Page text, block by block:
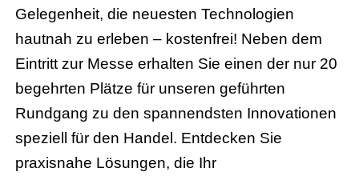
Gelegenheit, die neuesten Technologien
hautnah zu erleben – kostenfrei! Neben dem
Eintritt zur Messe erhalten Sie einen der nur 20
begehrten Plätze für unseren geführten
Rundgang zu den spannendsten Innovationen
speziell für den Handel. Entdecken Sie
praxisnahe Lösungen, die Ihr